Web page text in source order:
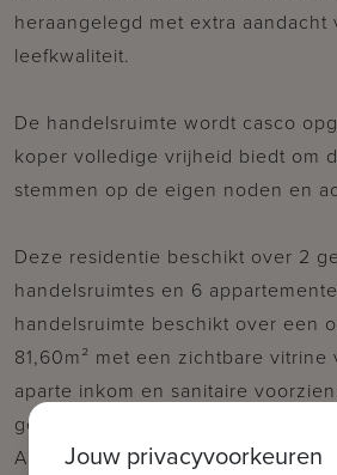
heraangelegd met extra aandacht
leefkwaliteit.
De handelsruimte wordt casco
koper volledige vrijheid biedt om
stemmen op de eigen noden en
Deze residentie beschikt over 2
handelsruimtes en 6
handelsruimte beschikt over een
81,60m² met een zichtbare vitrine
aparte inkom en sanitaire
geniet de handelsruimte van een
Aansluitend beschikt elk eenheid
Jouw privacyvoorkeuren